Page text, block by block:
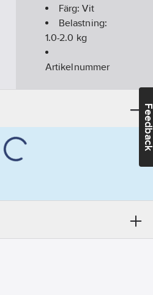
Färg:Vit
Belastning:
1.0-2.0 kg
Artikelnummer